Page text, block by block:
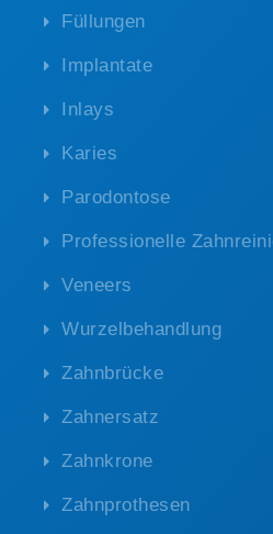
Füllungen
Implantate
Inlays
Karies
Parodontose
Professionelle
Veneers
Wurzelbehandlung
Zahnbrücke
Zahnersatz
Zahnkrone
Zahnprothesen